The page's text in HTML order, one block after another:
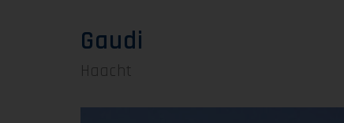
Gaudi
Haacht